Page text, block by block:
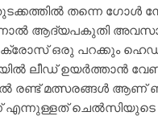
തന്നെ ഗോൾ
ആദ്യപകുതി
ക്രോസ് ഒരു പറക്കും
ലീഡ് ഉയർത്താൻ
രണ്ട് മത്സരങ്ങൾ
ചെൽസിയുടെ